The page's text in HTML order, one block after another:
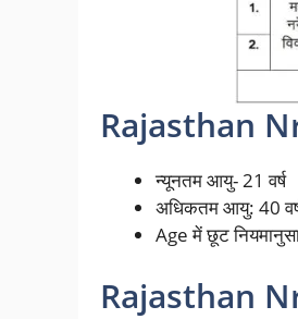
Rajasthan
न्यूनतम आयु- 21 वर्ष
अधिकतम आयु: 40
Age में छूट
Rajasthan